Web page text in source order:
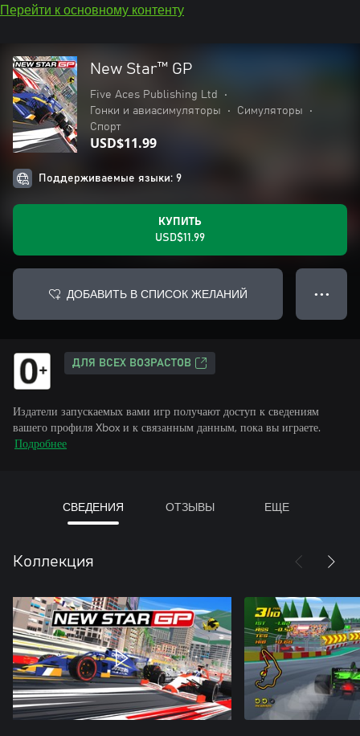
Перейти к основному контенту
New Star™ GP
Five Aces Publishing Ltd
•
Гонки и авиасимуляторы
• Симуляторы
•
Спорт
USD$11.99
Поддерживаемые языки: 9
КУПИТЬ
USD$11.99
ДОБАВИТЬ В СПИСОК ЖЕЛАНИЙ ● ● ●
ДЛЯ ВСЕХ ВОЗРАСТОВ
Издатели запускаемых вами игр получают доступ к сведениям
вашего профиля Xbox и к связанным данным, пока вы играете.
Подробнее
СВЕДЕНИЯ ОТЗЫВЫ ЕЩЕ
Коллекция